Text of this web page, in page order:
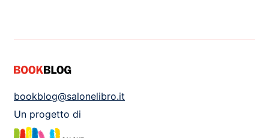
bookblog@salonelibro.it
Un progetto di